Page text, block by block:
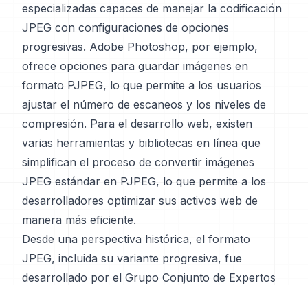
especializadas capaces de manejar la codificación
JPEG con configuraciones de opciones
progresivas. Adobe Photoshop, por ejemplo,
ofrece opciones para guardar imágenes en
formato PJPEG, lo que permite a los usuarios
ajustar el número de escaneos y los niveles de
compresión. Para el desarrollo web, existen
varias herramientas y bibliotecas en línea que
simplifican el proceso de convertir imágenes
JPEG estándar en PJPEG, lo que permite a los
desarrolladores optimizar sus activos web de
manera más eficiente.
Desde una perspectiva histórica, el formato
JPEG, incluida su variante progresiva, fue
desarrollado por el Grupo Conjunto de Expertos